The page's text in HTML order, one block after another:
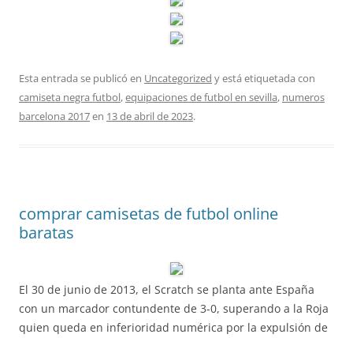
Esta entrada se publicó en Uncategorized y está etiquetada con
camiseta negra futbol,equipaciones de futbol en sevilla, numeros
barcelona 2017en 13 de abril de 2023.
comprar camisetas de futbol online
baratas
El 30 de junio de 2013, el Scratch se planta ante España
con un marcador contundente de 3-0, superando a la Roja
quien queda en inferioridad numérica por la expulsión de